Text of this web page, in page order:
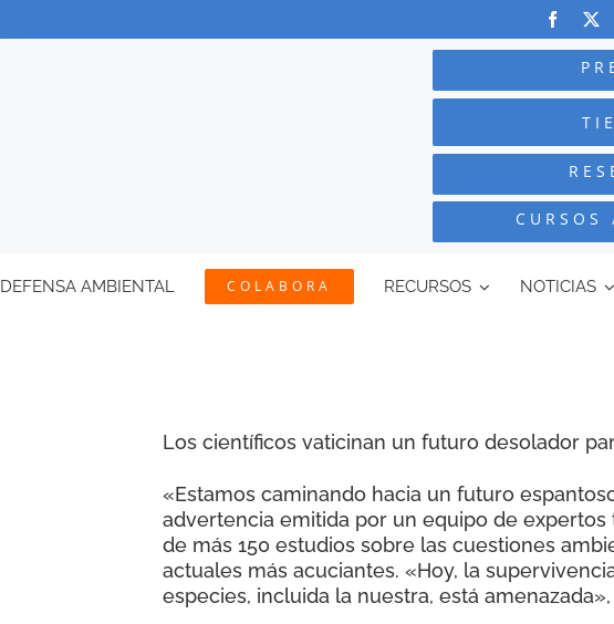
CURSOS
DEFENSA AMBIENTAL COLABORA RECURSOS NOTICIAS
Los científicos vaticinan un futuro desolador
«Estamos caminando hacia un futuro
advertencia emitida por un equipo de expertos
de más 150 estudios sobre las cuestiones
actuales más acuciantes. «Hoy, la
especies, incluida la nuestra, está